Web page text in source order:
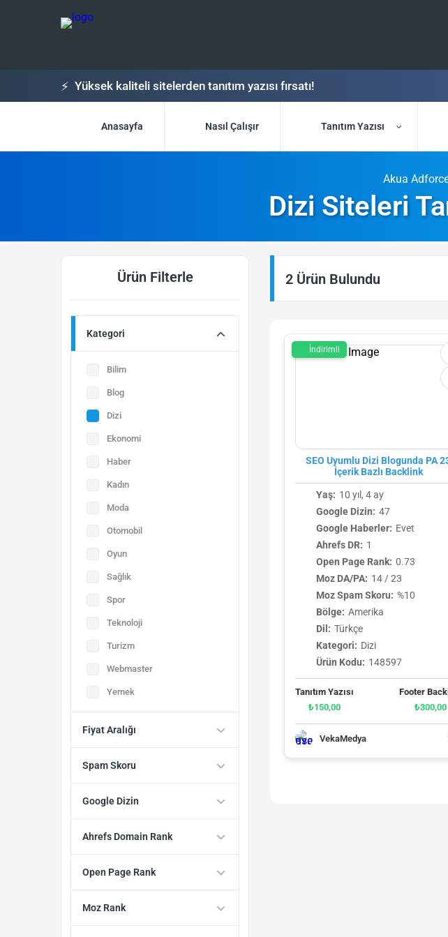
⚡ Yüksek kaliteli sitelerden tanıtım yazısı fırsatı!
Anasayfa Nasıl Çalışır Tanıtım Yazısı
Akua
Dizi Siteleri
2 Ürün Bulundu
İndirimli
SEO Uyumlu Dizi Blogunda PA
İçerik Bazlı Backlink
Yaş: 10 yıl, 4 ay
Google Dizin: 47
Google Haberler: Evet
Ahrefs DR: 1
Open Page Rank: 0.73
Moz DA/PA: 14 / 23
Moz Spam Skoru: %10
Bölge: Amerika
Dil: Türkçe
Kategori: Dizi
Ürün Kodu: 148597
Tanıtım Yazısı
₺150,00
Footer
₺300,00
VekaMedya
Ürün Filterle
Kategori
Bilim
Blog
Dizi
Ekonomi
Haber
Kadın
Moda
Otomobil
Oyun
Sağlık
Spor
Teknoloji
Turizm
Webmaster
Yemek
Fiyat Aralığı
Spam Skoru
Google Dizin
Ahrefs Domain Rank
Open Page Rank
Moz Rank